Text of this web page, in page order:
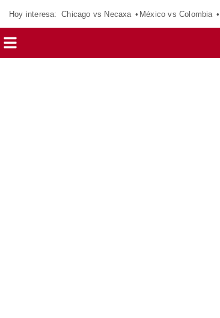
Hoy interesa: Chicago vs Necaxa México vs Colombia